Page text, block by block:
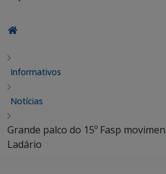
Informativos
Notícias
Grande palco do 15º Fasp
Ladário